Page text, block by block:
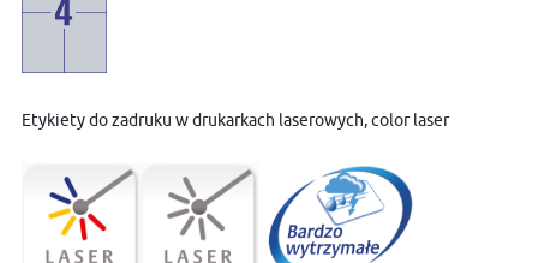
Etykiety do zadruku w drukarkach laserowych, color laser